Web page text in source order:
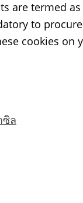
are termed
to
cookies on